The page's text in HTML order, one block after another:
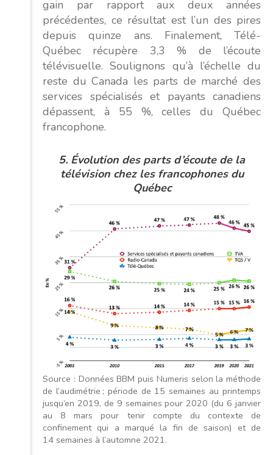
gain par rapport aux deux années
précédentes, ce résultat est l’un des pires
depuis quinze ans. Finalement, Télé-
Québec récupère 3,3 % de l’écoute
télévisuelle. Soulignons qu’à l’échelle du
reste du Canada les parts de marché des
services spécialisés et payants canadiens
dépassent, à 55 %, celles du Québec
francophone.
5. Évolution des parts d’écoute de la
télévision chez les francophones du
Québec
Source : Données BBM puis Numeris selon la méthode
de l’audimétrie ; période de 15 semaines au printemps
jusqu’en 2019, de 9 semaines pour 2020 (du 6 janvier
au 8 mars pour tenir compte du contexte de
confinement qui a marqué la fin de saison) et de
14 semaines à l’automne 2021.